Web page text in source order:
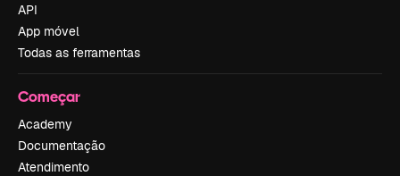
API
App móvel
Todas as ferramentas
Começar
Academy
Documentação
Atendimento